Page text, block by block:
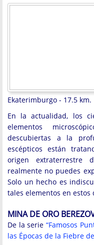
Ekaterimburgo - 17.5 km.
En la actualidad, los
elementos
descubiertas a la
escépticos están
origen extraterrestre
realmente no puedes
Solo un hecho es
tales elementos en estos
MINA DE ORO
De la serie“Famosos
las Épocas de la Fiebre